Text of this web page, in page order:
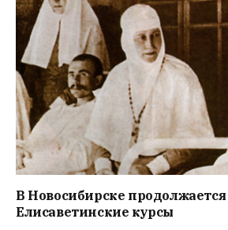
В Новосибирске продолжается
Елисаветинские курсы